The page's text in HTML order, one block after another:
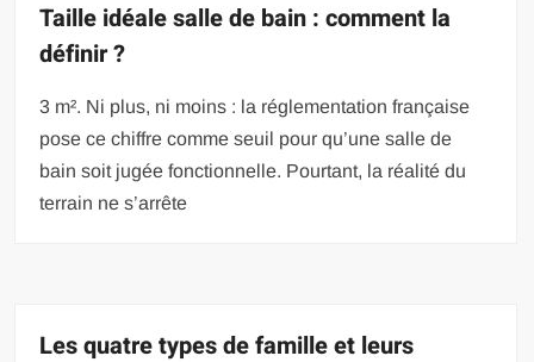
Taille idéale salle de bain : comment la
définir ?
3 m². Ni plus, ni moins : la réglementation française
pose ce chiffre comme seuil pour qu’une salle de
bain soit jugée fonctionnelle. Pourtant, la réalité du
terrain ne s’arrête
Les quatre types de famille et leurs